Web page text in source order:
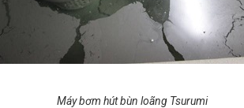
Máy bơm hút bùn loãng Tsurumi